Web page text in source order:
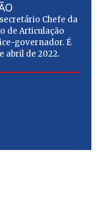
Chefe da
de Articulação
governador. É
abril de 2022.